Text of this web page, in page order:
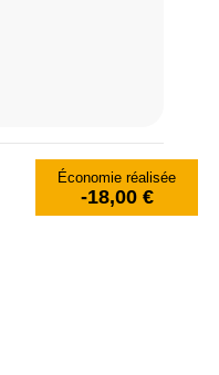
Économie réalisée
-18,00 €